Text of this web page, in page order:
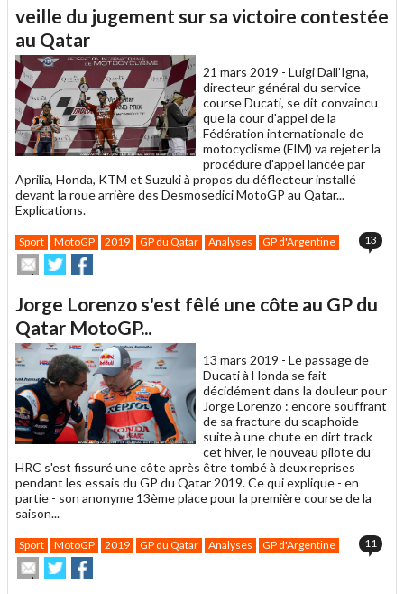
veille du jugement sur sa victoire contestée
au Qatar
21 mars 2019 - Luigi Dall’Igna,
directeur général du service
course Ducati, se dit convaincu
que la cour d'appel de la
Fédération internationale de
motocyclisme (FIM) va rejeter la
procédure d'appel lancée par
Aprilia, Honda, KTM et Suzuki à propos du déflecteur installé
devant la roue arrière des Desmosedici MotoGP au Qatar...
Explications.
Sport MotoGP 2019 GP du Qatar Analyses GP d'Argentine 13
Envoyer
cet
à
un
ami
Partager
sur
sur
Jorge Lorenzo s'est fêlé une côte au GP du
Qatar MotoGP...
13 mars 2019 - Le passage de
Ducati à Honda se fait
décidément dans la douleur pour
Jorge Lorenzo : encore souffrant
de sa fracture du scaphoïde
suite à une chute en dirt track
cet hiver, le nouveau pilote du
HRC s'est fissuré une côte après être tombé à deux reprises
pendant les essais du GP du Qatar 2019. Ce qui explique - en
partie - son anonyme 13ème place pour la première course de la
saison...
Sport MotoGP 2019 GP du Qatar Analyses GP d'Argentine 11
Envoyer
cet
Partager
sur
sur